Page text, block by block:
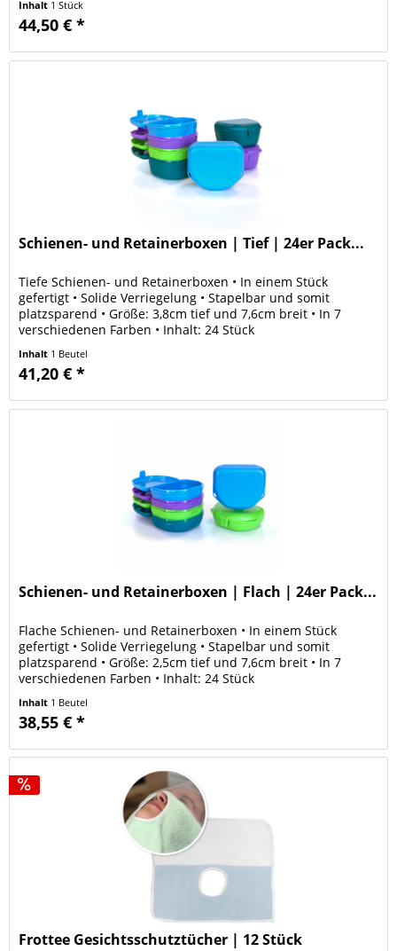
Inhalt 1 Stück
44,50 € *
Schienen- und Retainerboxen | Tief | 24er Pack...
Tiefe Schienen- und Retainerboxen • In einem Stück
gefertigt • Solide Verriegelung • Stapelbar und somit
platzsparend • Größe: 3,8cm tief und 7,6cm breit • In 7
verschiedenen Farben • Inhalt: 24 Stück
Inhalt 1 Beutel
41,20 € *
Schienen- und Retainerboxen | Flach | 24er Pack...
Flache Schienen- und Retainerboxen • In einem Stück
gefertigt • Solide Verriegelung • Stapelbar und somit
platzsparend • Größe: 2,5cm tief und 7,6cm breit • In 7
verschiedenen Farben • Inhalt: 24 Stück
Inhalt 1 Beutel
38,55 € *
Frottee Gesichtsschutztücher | 12 Stück